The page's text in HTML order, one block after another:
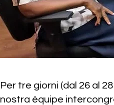
Per tre giorni (dal 26 al
nostra équipe